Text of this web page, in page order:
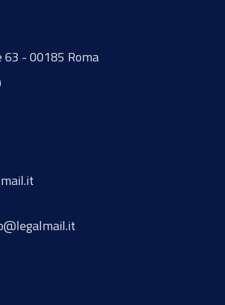
63 - 00185 Roma